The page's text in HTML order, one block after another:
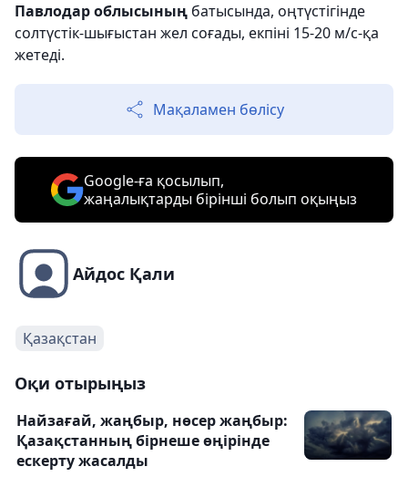
Павлодар облысының батысында, оңтүстігінде
солтүстік-шығыстан жел соғады, екпіні 15-20 м/с-қа
жетеді.
Мақаламен бөлісу
Google-ға қосылып,
жаңалықтарды бірінші болып оқыңыз
Айдос Қали
Қазақстан
Оқи отырыңыз
Найзағай, жаңбыр, нөсер жаңбыр:
Қазақстанның бірнеше өңірінде
ескерту жасалды